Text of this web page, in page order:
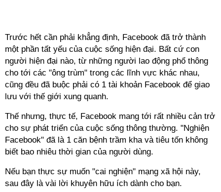
Trước hết cần phải khẳng định, Facebook đã trở thành
một phần tất yếu của cuộc sống hiện đại. Bất cứ con
người hiện đại nào, từ những người lao động phổ thông
cho tới các "ông trùm" trong các lĩnh vực khác nhau,
cũng đều đã buộc phải có 1 tài khoản Facebook để giao
lưu với thế giới xung quanh.
Thế nhưng, thực tế, Facebook mang tới rất nhiều cản trở
cho sự phát triển của cuộc sống thông thường. "Nghiện
Facebook" đã là 1 căn bệnh trầm kha và tiêu tốn không
biết bao nhiêu thời gian của người dùng.
Nếu bạn thực sự muốn "cai nghiện" mạng xã hội này,
sau đây là vài lời khuyên hữu ích dành cho bạn.